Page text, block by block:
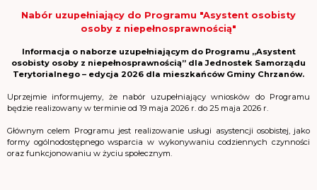
Nabór uzupełniający do Programu "Asystent osobisty
osoby z niepełnosprawnością"
Informacja o naborze uzupełniającym do Programu „Asystent
osobisty osoby z niepełnosprawnością” dla Jednostek Samorządu
Terytorialnego – edycja 2026 dla mieszkańców Gminy Chrzanów.
Uprzejmie informujemy, że nabór uzupełniający wniosków do Programu
będzie realizowany w terminie od 19 maja 2026 r. do 25 maja 2026 r.
Głównym celem Programu jest realizowanie usługi asystencji osobistej, jako
formy ogólnodostępnego wsparcia w wykonywaniu codziennych czynności
oraz funkcjonowaniu w życiu społecznym.